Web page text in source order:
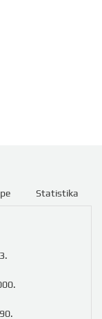
Statistika